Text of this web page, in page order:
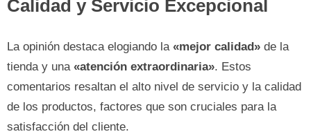
Calidad y Servicio Excepcional
La opinión destaca elogiando la «mejor calidad» de la
tienda y una «atención extraordinaria». Estos
comentarios resaltan el alto nivel de servicio y la calidad
de los productos, factores que son cruciales para la
satisfacción del cliente.